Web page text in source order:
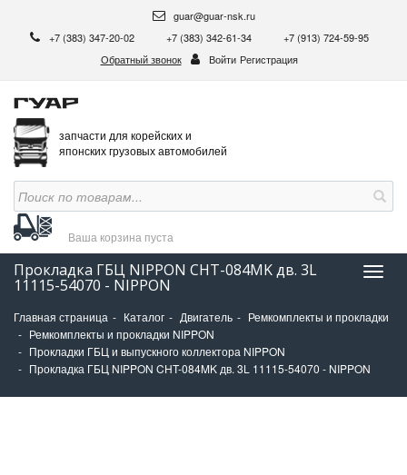
guar@guar-nsk.ru
+7 (383) 347-20-02
+7 (383) 342-61-34
+7 (913) 724-59-95
Обратный звонок
Войти Регистрация
запчасти для корейских и
японских грузовых автомобилей
Ваша корзина пуста
Прокладка ГБЦ NIPPON CHT-084MK дв. 3L
11115-54070 - NIPPON
Главная страница Каталог Двигатель
Ремкомплекты и прокладки
Ремкомплекты и прокладки NIPPON
Прокладки ГБЦ и выпускного коллектора NIPPON
Прокладка ГБЦ NIPPON CHT-084MK дв. 3L 11115-54070 - NIPPON